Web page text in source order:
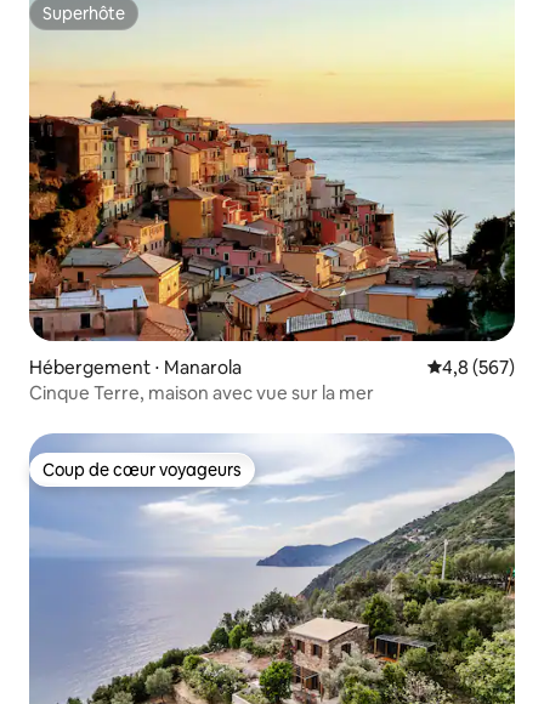
Superhôte
Superhôte
Hébergement ⋅ Manarola Évaluation
4,8 (567)
Cinque Terre, maison avec vue sur la mer
Coup de cœur voyageurs
Coup de cœur voyageurs